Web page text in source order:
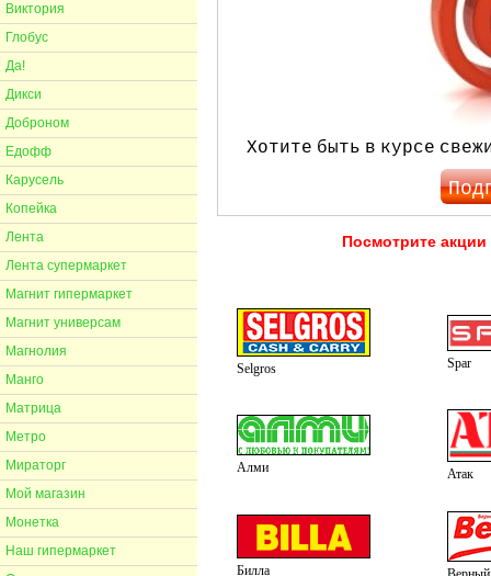
Виктория
Глобус
Да!
Дикси
Доброном
Едофф
Карусель
Копейка
Лента
Лента супермаркет
Магнит гипермаркет
Магнит универсам
Магнолия
Манго
Матрица
Метро
Мираторг
Мой магазин
Монетка
Наш гипермаркет
Хотите быть в курсе
Посмотрите
Selgros Spar
Алми Атак
Билла